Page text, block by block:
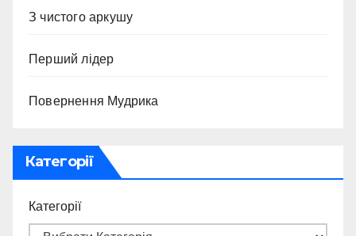
З чистого аркушу
Перший лідер
Повернення Мудрика
Категорії
Категорії